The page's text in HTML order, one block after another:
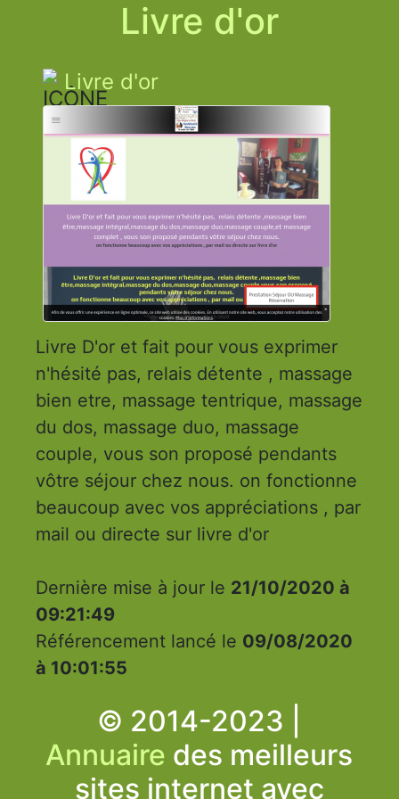
Livre d'or
Livre d'or
Livre D'or et fait pour vous exprimer
n'hésité pas, relais détente , massage
bien etre, massage tentrique, massage
du dos, massage duo, massage
couple, vous son proposé pendants
vôtre séjour chez nous. on fonctionne
beaucoup avec vos appréciations , par
mail ou directe sur livre d'or
Dernière mise à jour le 21/10/2020 à
09:21:49
Référencement lancé le 09/08/2020
à 10:01:55
© 2014-2023 |
Annuaire des meilleurs
sites internet avec